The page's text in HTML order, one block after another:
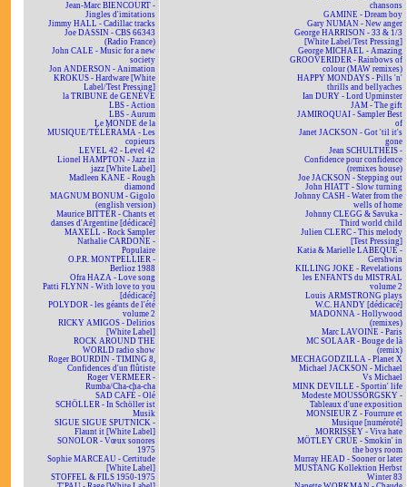
Jean-Marc BIENCOURT -
Jingles d'imitations
Jimmy HALL - Cadillac tracks
Joe DASSIN - CBS 66343
(Radio France)
John CALE - Music for a new
society
Jon ANDERSON - Animation
KROKUS - Hardware [White
Label/Test Pressing]
la TRIBUNE de GENÈVE
LBS - Action
LBS - Aurum
Le MONDE de la
MUSIQUE/TÉLÉRAMA - Les
copieurs
LEVEL 42 - Level 42
Lionel HAMPTON - Jazz in
jazz [White Label]
Madleen KANE - Rough
diamond
MAGNUM BONUM - Gigolo
(english version)
Maurice BITTER - Chants et
danses d'Argentine [dédicacé]
MAXELL - Rock Sampler
Nathalie CARDONE -
Populaire
O.P.R. MONTPELLIER -
Berlioz 1988
Ofra HAZA - Love song
Patti FLYNN - With love to you
[dédicacé]
POLYDOR - les géants de l'été
volume 2
RICKY AMIGOS - Delirios
[White Label]
ROCK AROUND THE
WORLD radio show
Roger BOURDIN - TIMING 8,
Confidences d'un flûtiste
Roger VERMEER -
Rumba/Cha-cha-cha
SAD CAFÉ - Olé
SCHÖLLER - In Schöller ist
Musik
SIGUE SIGUE SPUTNICK -
Flaunt it [White Label]
SONOLOR - Vœux sonores
1975
Sophie MARCEAU - Certitude
[White Label]
STOFFEL & FILS 1950-1975
chansons
GAMINE - Dream boy
Gary NUMAN - New anger
George HARRISON - 33 & 1/3
[White Label/Test Pressing]
George MICHAEL - Amazing
GROOVERIDER - Rainbows of
colour (MAW remixes)
HAPPY MONDAYS - Pills 'n'
thrills and bellyaches
Ian DURY - Lord Upminster
JAM - The gift
JAMIROQUAI - Sampler Best
of
Janet JACKSON - Got 'til it's
gone
Jean SCHULTHEIS -
Confidence pour confidence
(remixes house)
Joe JACKSON - Stepping out
John HIATT - Slow turning
Johnny CASH - Water from the
wells of home
Johnny CLEGG & Savuka -
Third world child
Julien CLERC - This melody
[Test Pressing]
Katia & Marielle LABEQUE -
Gershwin
KILLING JOKE - Revelations
les ENFANTS du MISTRAL
volume 2
Louis ARMSTRONG plays
W.C. HANDY [dédicacé]
MADONNA - Hollywood
(remixes)
Marc LAVOINE - Paris
MC SOLAAR - Bouge de là
(remix)
MECHAGODZILLA - Planet X
Michael JACKSON - Michael
Vs Michael
MINK DEVILLE - Sportin' life
Modeste MOUSSORGSKY -
Tableaux d'une exposition
MONSIEUR Z - Fourrure et
Musique [numéroté]
MORRISSEY - Viva hate
MÖTLEY CRÜE - Smokin' in
the boys room
Murray HEAD - Sooner or later
MUSTANG Kollektion Herbst
Winter 83